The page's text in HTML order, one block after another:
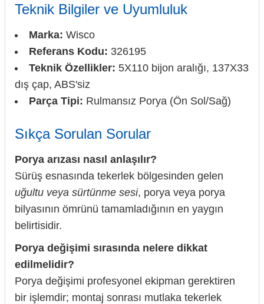
Teknik Bilgiler ve Uyumluluk
Marka: Wisco
Referans Kodu: 326195
Teknik Özellikler: 5X110 bijon aralığı, 137X33
dış çap, ABS'siz
Parça Tipi: Rulmansız Porya (Ön Sol/Sağ)
Sıkça Sorulan Sorular
Porya arızası nasıl anlaşılır?
Sürüş esnasında tekerlek bölgesinden gelen
uğultu veya sürtünme sesi, porya veya porya
bilyasının ömrünü tamamladığının en yaygın
belirtisidir.
Porya değişimi sırasında nelere dikkat
edilmelidir?
Porya değişimi profesyonel ekipman gerektiren
bir işlemdir; montaj sonrası mutlaka tekerlek